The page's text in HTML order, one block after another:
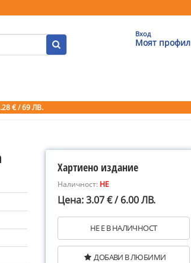
Вход
Моят профил
€ / 69 ЛВ.
Хартиено издание
Наличност: НЕ
Цена: 3.07 € / 6.00 ЛВ.
НЕ Е В НАЛИЧНОСТ
ДОБАВИ В ЛЮБИМИ